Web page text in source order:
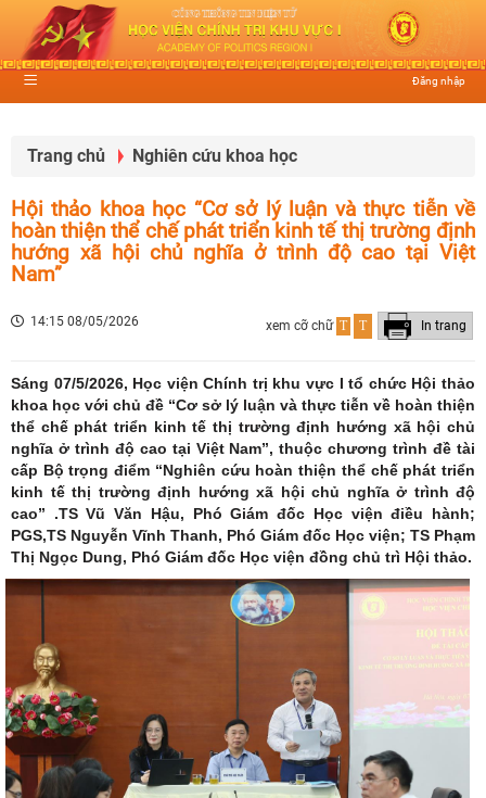
Đăng nhập
Trang chủ Nghiên cứu khoa học
Hội thảo khoa học “Cơ sở lý luận và thực tiễn về
hoàn thiện thể chế phát triển kinh tế thị trường định
hướng xã hội chủ nghĩa ở trình độ cao tại Việt
Nam”
14:15 08/05/2026 xem cỡ chữ T T In trang
Sáng 07/5/2026, Học viện Chính trị khu vực I tổ chức Hội thảo
khoa học với chủ đề “Cơ sở lý luận và thực tiễn về hoàn thiện
thể chế phát triển kinh tế thị trường định hướng xã hội chủ
nghĩa ở trình độ cao tại Việt Nam”, thuộc chương trình đề tài
cấp Bộ trọng điểm “Nghiên cứu hoàn thiện thể chế phát triển
kinh tế thị trường định hướng xã hội chủ nghĩa ở trình độ
cao” .TS Vũ Văn Hậu, Phó Giám đốc Học viện điều hành;
PGS,TS Nguyễn Vĩnh Thanh, Phó Giám đốc Học viện; TS Phạm
Thị Ngọc Dung, Phó Giám đốc Học viện đồng chủ trì Hội thảo.